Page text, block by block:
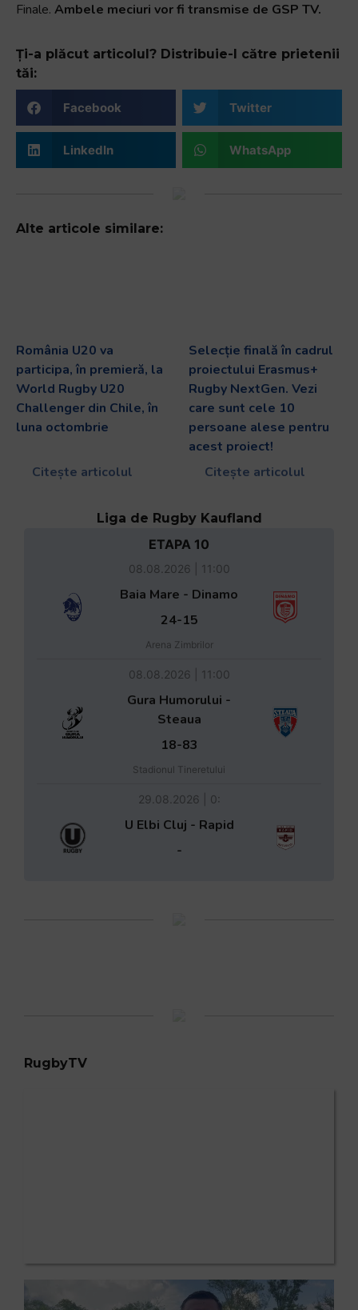
Finale. Ambele meciuri vor fi transmise de GSP TV.
Ți-a plăcut articolul? Distribuie-l către prietenii
tăi:
Facebook Twitter
LinkedIn WhatsApp
Alte articole similare:
România U20 va
participa, în premieră, la
World Rugby U20
Challenger din Chile, în
luna octombrie
Citește articolul
Selecție finală în cadrul
proiectului Erasmus+
Rugby NextGen. Vezi
care sunt cele 10
persoane alese pentru
acest proiect!
Citește articolul
Liga de Rugby Kaufland
ETAPA 10
08.08.2026 | 11:00
Baia Mare - Dinamo
24-15
Arena Zimbrilor
08.08.2026 | 11:00
Gura Humorului -
Steaua
18-83
Stadionul Tineretului
29.08.2026 | 0:
U Elbi Cluj - Rapid
-
RugbyTV